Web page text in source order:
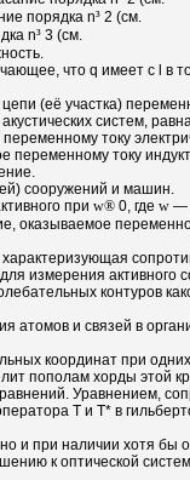
порядка n³ 2 (см.
n³ 3 (см.
что q имеет с l
(её участка)
систем,
току
току
сооружений и машин.
при w® 0, где w —
оказываемое
измерения активного
контуров
атомов и связей в
координат при
пополам хорды этой
Уравнением,
Т и Т* в
и при наличии хотя бы
к оптической